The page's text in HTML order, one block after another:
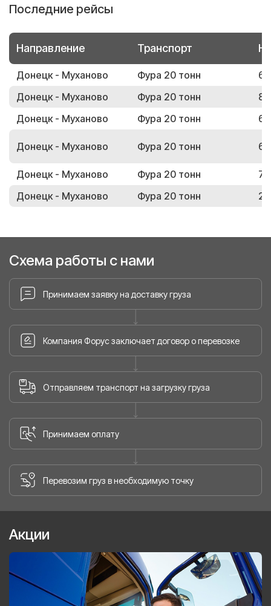
Последние рейсы
Направление Транспорт
Донецк - Муханово Фура 20 тонн
Донецк - Муханово
Фура 20 тонн
Донецк - Муханово
Фура 20 тонн
Донецк - Муханово Фура 20 тонн
Донецк - Муханово Фура 20 тонн
Донецк - Муханово
Фура 20 тонн
Схема работы с нами
Принимаем заявку на доставку груза
Компания Форус заключает договор о перевозке
Отправляем транспорт на загрузку груза
Принимаем оплату
Перевозим груз в необходимую точку
Акции